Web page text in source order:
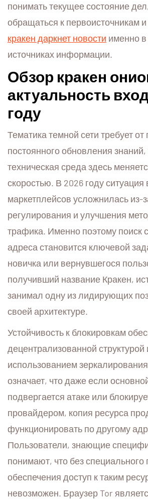
понимать текущее состояние
обращаться к первоисточникам
кракен даркнет новости именно
источниках информации.
Обзор кракен
актуальность
году
Тематика темной сети требует от
постоянного обновления знаний,
техническая среда здесь
скоростью. В 2026 году ситуация
маркетплейсов усложнилась из-
регулирования и улучшения
трафика. Именно поэтому поиск
адреса становится ключевой
новичка или вернувшегося
получивший название Кракен,
занимал одну из лидирующих
своей архитектуре.
Устойчивость к блокировкам
децентрализованной структурой
использованием
означает, что даже если
подвергается атаке или
провайдером, копия ресурса
функционировать по другому
Пользователи, знающие
понимают, что без специального
обеспечения доступ к таким
невозможен. Браузер Tor